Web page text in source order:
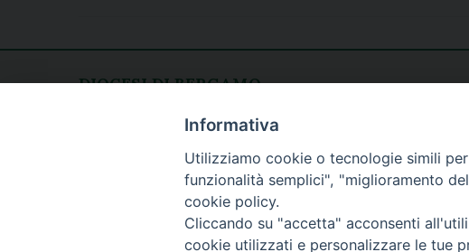
DIOCESI DI BERGAMO
fax: 035/278.250
lunedì - venerdì
h. 08.30 - 12.30
Informativa
Utilizziamo cookie o tecnologie simili
funzionalità semplici", "miglioramento
cookie policy.
Cliccando su "accetta" acconsenti
cookie utilizzati e personalizzare le tue